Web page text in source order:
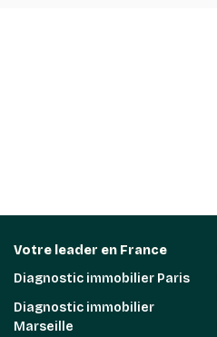
Votre leader en France
Diagnostic immobilier Paris
Diagnostic immobilier
Marseille